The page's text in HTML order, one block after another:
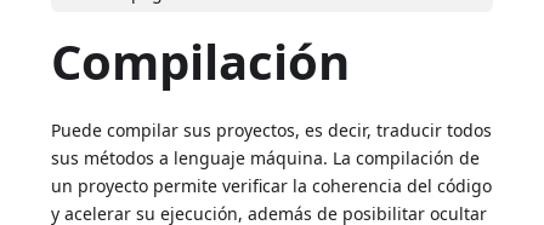
Compilación
Puede compilar sus proyectos, es decir, traducir todos
sus métodos a lenguaje máquina. La compilación de
un proyecto permite verificar la coherencia del código
y acelerar su ejecución, además de posibilitar ocultar